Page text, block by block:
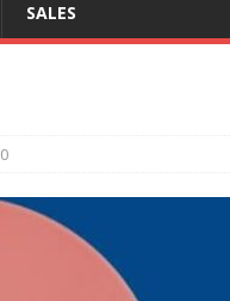
SALES
0